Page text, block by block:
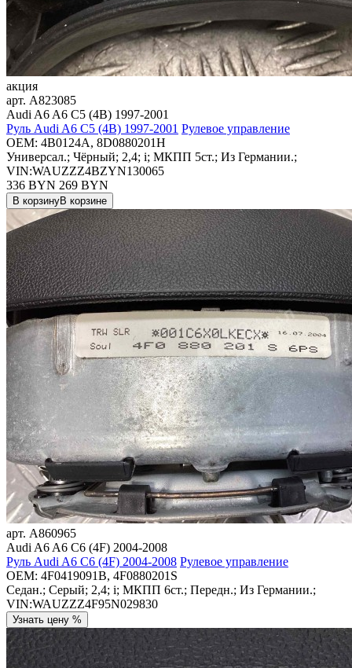
акция
арт. A823085
Audi A6 A6 C5 (4B) 1997-2001
Руль Audi A6 C5 (4B) 1997-2001 Рулевое управление
OEM: 4B0124A, 8D0880201H
Универсал.; Чёрный; 2,4; i; МКПП 5ст.; Из Германии.;
VIN:WAUZZZ4BZYN130065
336 BYN 269 BYN
В корзинуВ корзине
арт. A860965
Audi A6 A6 C6 (4F) 2004-2008
Руль Audi A6 C6 (4F) 2004-2008 Рулевое управление
OEM: 4F0419091B, 4F0880201S
Седан.; Серый; 2,4; i; МКПП 6ст.; Передн.; Из Германии.;
VIN:WAUZZZ4F95N029830
Узнать цену %